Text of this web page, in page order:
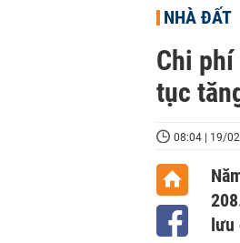
NHÀ ĐẤT
Chi
tục
08:04 | 19/
lưu